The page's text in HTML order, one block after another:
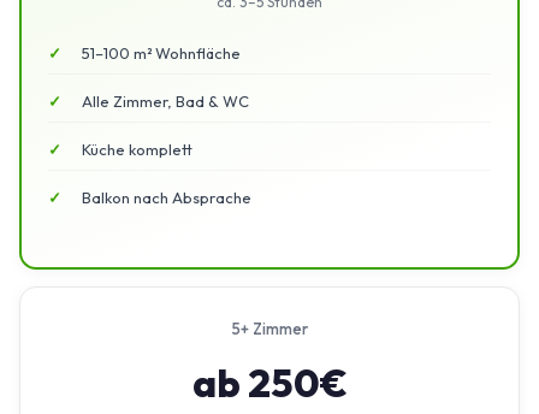
51–100 m² Wohnfläche
Alle Zimmer, Bad & WC
Küche komplett
Balkon nach Absprache
5+ Zimmer
ab 250€